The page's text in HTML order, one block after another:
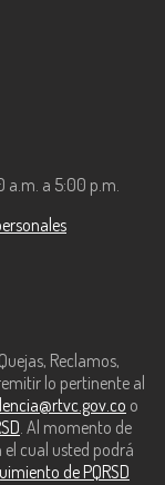
a.m. a 5:00 p.m.
Reclamos,
lo pertinente al
o
. Al momento de
el cual usted podrá
de PQRSD